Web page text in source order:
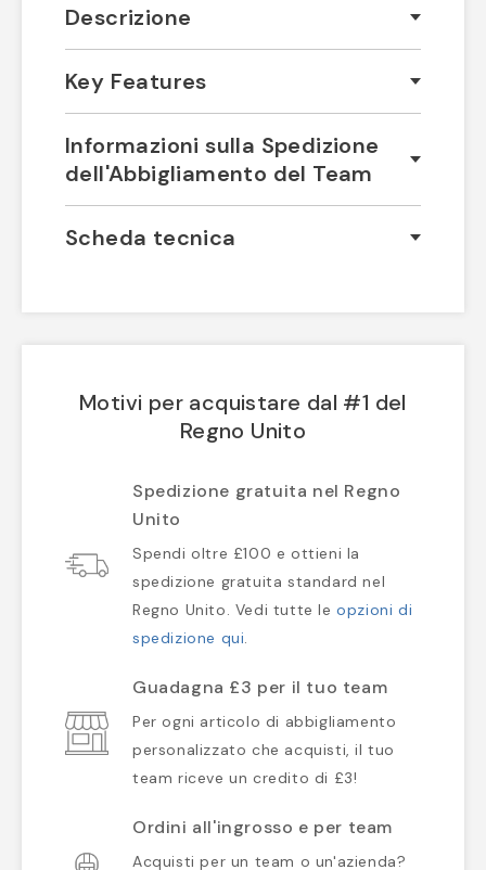
Descrizione
Key Features
Informazioni sulla Spedizione
dell'Abbigliamento del Team
Scheda tecnica
Motivi per acquistare dal #1 del
Regno Unito
Spedizione gratuita nel Regno
Unito
Spendi oltre £100 e ottieni la
spedizione gratuita standard nel
Regno Unito. Vedi tutte leopzioni di
spedizione qui.
Guadagna £3 per il tuo team
Per ogni articolo di abbigliamento
personalizzato che acquisti, il tuo
team riceve un credito di £3!
Ordini all'ingrosso e per team
Acquisti per un team o un'azienda?